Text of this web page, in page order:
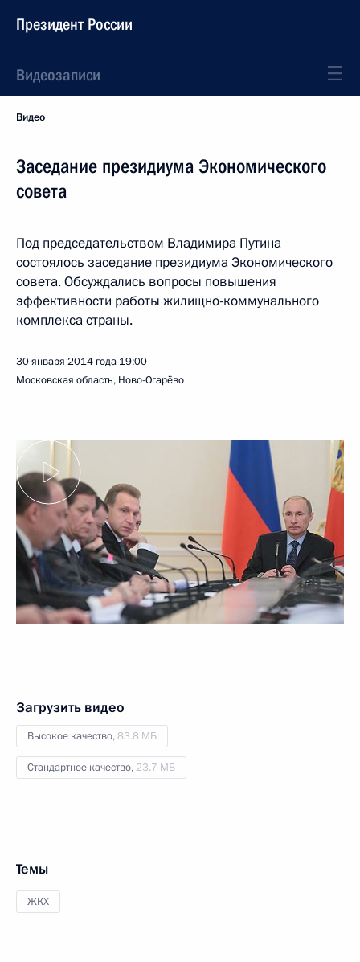
Президент России
Видеозаписи
Видео
Заседание президиума Экономического
совета
Под председательством Владимира Путина
состоялось заседание президиума Экономического
совета. Обсуждались вопросы повышения
эффективности работы жилищно-коммунального
комплекса страны.
30 января 2014 года 19:00
Московская область, Ново-Огарёво
Загрузить видео
Высокое качество,83.8 МБ
Стандартное качество, 23.7 МБ
Темы
ЖКХ